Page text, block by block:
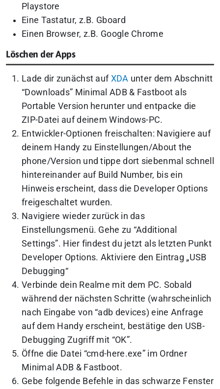
Playstore
Eine Tastatur, z.B. Gboard
Einen Browser, z.B. Google Chrome
Löschen der Apps
Lade dir zunächst auf XDA unter dem Abschnitt
“Downloads” Minimal ADB & Fastboot als
Portable Version herunter und entpacke die
ZIP-Datei auf deinem Windows-PC.
Entwickler-Optionen freischalten: Navigiere auf
deinem Handy zu Einstellungen/About the
phone/Version und tippe dort siebenmal schnell
hintereinander auf Build Number, bis ein
Hinweis erscheint, dass die Developer Options
freigeschaltet wurden.
Navigiere wieder zurück in das
Einstellungsmenü. Gehe zu “Additional
Settings”. Hier findest du jetzt als letzten Punkt
Developer Options. Aktiviere den Eintrag „USB
Debugging“
Verbinde dein Realme mit dem PC. Sobald
während der nächsten Schritte (wahrscheinlich
nach Eingabe von “adb devices) eine Anfrage
auf dem Handy erscheint, bestätige den USB-
Debugging Zugriff mit “OK”.
Öffne die Datei “cmd-here.exe” im Ordner
Minimal ADB & Fastboot.
Gebe folgende Befehle in das schwarze Fenster